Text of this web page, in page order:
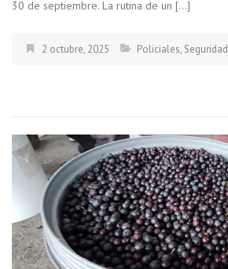
30 de septiembre. La rutina de un […]
2 octubre, 2025 Policiales, Seguridad